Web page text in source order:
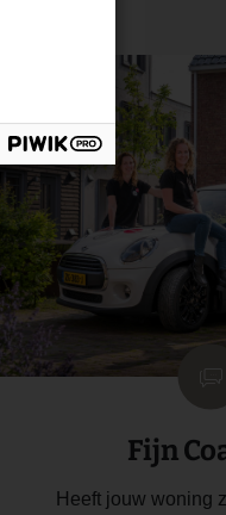
Fijn
Heeft jouw woning